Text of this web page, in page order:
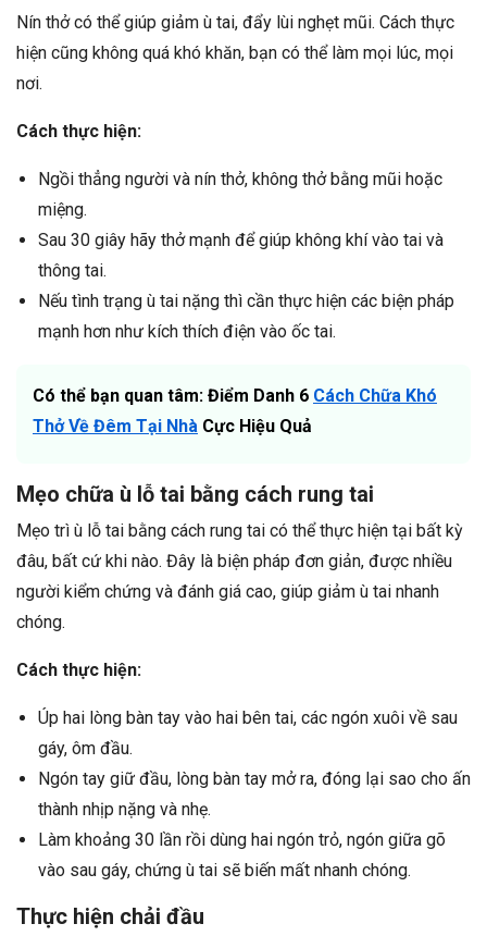
Nín thở có thể giúp giảm ù tai, đẩy lùi nghẹt mũi. Cách thực
hiện cũng không quá khó khăn, bạn có thể làm mọi lúc, mọi
nơi.
Cách thực hiện:
Ngồi thẳng người và nín thở, không thở bằng mũi hoặc
miệng.
Sau 30 giây hãy thở mạnh để giúp không khí vào tai và
thông tai.
Nếu tình trạng ù tai nặng thì cần thực hiện các biện pháp
mạnh hơn như kích thích điện vào ốc tai.
Có thể bạn quan tâm: Điểm Danh 6 Cách Chữa Khó
Thở Về Đêm Tại Nhà Cực Hiệu Quả
Mẹo chữa ù lỗ tai bằng cách rung tai
Mẹo trì ù lỗ tai bằng cách rung tai có thể thực hiện tại bất kỳ
đâu, bất cứ khi nào. Đây là biện pháp đơn giản, được nhiều
người kiểm chứng và đánh giá cao, giúp giảm ù tai nhanh
chóng.
Cách thực hiện:
Úp hai lòng bàn tay vào hai bên tai, các ngón xuôi về sau
gáy, ôm đầu.
Ngón tay giữ đầu, lòng bàn tay mở ra, đóng lại sao cho ấn
thành nhịp nặng và nhẹ.
Làm khoảng 30 lần rồi dùng hai ngón trỏ, ngón giữa gõ
vào sau gáy, chứng ù tai sẽ biến mất nhanh chóng.
Thực hiện chải đầu